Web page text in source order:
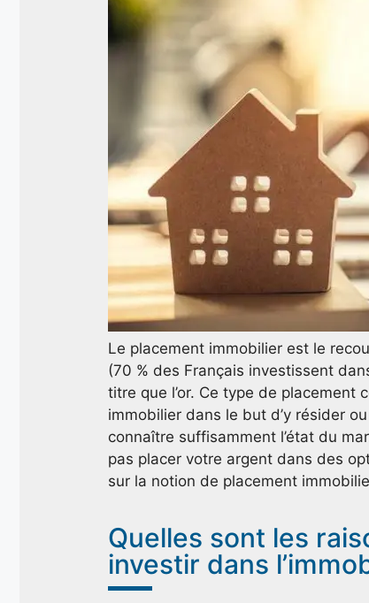
Le placement immobilier est le
(70 % des Français investissent
titre que l’or. Ce type de placement
immobilier dans le but d’y résider
connaître suffisamment l’état du
pas placer votre argent dans des
sur la notion de placement
Quelles sont les
investir dans